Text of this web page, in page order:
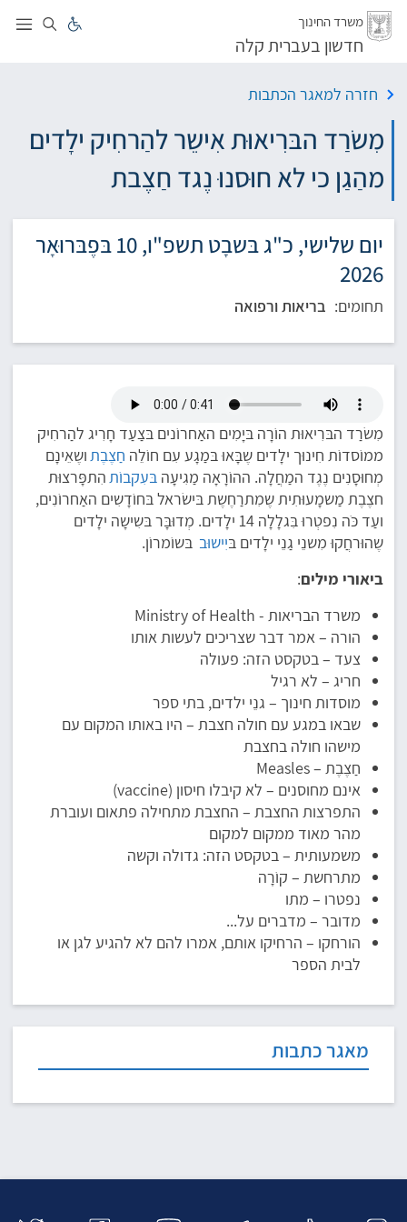
דלג
משרד החינוך
חדשון בעברית קלה
מאגר כתבות
חזרה למאגר הכתבות
מִשׂרַד הבּרִיאוּת אִישֵר להַרחִיק ילָדים
מהַגַן כי לא חוּסנוּ נֶגד חַצֶבת
יום שלישי, כ"ג בּשבָט תשפ"ו, 10 בּפֶבּרוּאָר
2026
תחומים: בריאות ורפואה
מִשׂרַד הבּרִיאוּת הוֹרָה בּיָמִים האַחרוֹנים בּצַעַד חָרִיג להַרחִיק
ממוֹסדוֹת חִינוּך ילָדים שֶבָּאוּ בּמַגָע עִם חוֹלֵה חַצֶבֶתושֶאֵינָם
מְחוּסָנִים נֶגֶד המַחֲלָה. ההוֹרָאָה מַגִיעָה בּעִקבוֹתהִתפָּרצוּת
חצֶבֶת מַשמָעוּתִית שֶמִתרַחֶשֶת בּישׂראל בּחוֹדָשִים האַחרוֹנִים,
ועַד כֹּה נִפטְרוּ בִּגלָלָה 14 ילָדים. מְדוּבָּר בּשִישָה ילָדים
שֶהוּרחֲקוּ מִשנֵי גַנֵי ילָדים בּיִישוּב בּשוֹמרוֹן.
ביאורי מילים:
משרד הבריאות - Ministry of Health
הורה – אמר דבר שצריכים לעשות אותו
צעד – בטקסט הזה: פעולה
חריג – לא רגיל
מוסדות חינוך – גנֵי ילדים, בתי ספר
שבאו במגע עם חולה חצבת – היו באותו המקום עם
מישהו חולה בחצבת
חַצֶבֶת – Measles
אינם מחוסנים – לא קיבלו חיסון (vaccine)
התפרצות החצבת – החצבת מתחילה פתאום ועוברת
מהר מאוד ממקום למקום
משמעותית – בטקסט הזה: גדולה וקשה
מתרחשת – קוֹרָה
נפטרו – מתו
מדובר – מדברים על...
הורחקו – הרחיקו אותם, אמרו להם לא להגיע לגן או
לבית הספר